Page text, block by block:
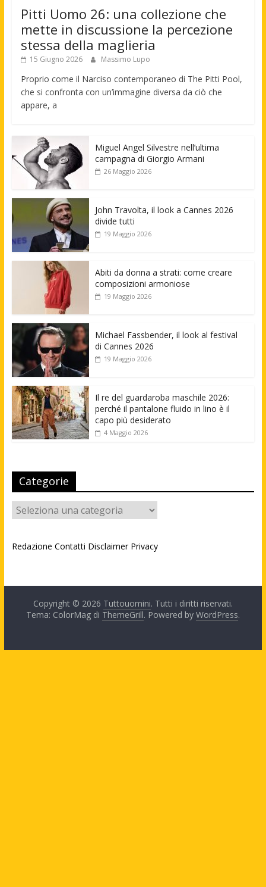
Pitti Uomo 26: una collezione che
mette in discussione la percezione
stessa della maglieria
15 Giugno 2026 Massimo Lupo
Proprio come il Narciso contemporaneo di The Pitti Pool,
che si confronta con un’immagine diversa da ciò che
appare, a
Miguel Angel Silvestre nell’ultima
campagna di Giorgio Armani
26 Maggio 2026
John Travolta, il look a Cannes 2026
divide tutti
19 Maggio 2026
Abiti da donna a strati: come creare
composizioni armoniose
19 Maggio 2026
Michael Fassbender, il look al festival
di Cannes 2026
19 Maggio 2026
Il re del guardaroba maschile 2026:
perché il pantalone fluido in lino è il
capo più desiderato
4 Maggio 2026
Categorie
Categorie
Redazione Contatti Disclaimer Privacy
Copyright © 2026 Tuttouomini. Tutti i diritti riservati.
Tema: ColorMag di ThemeGrill. Powered by WordPress.